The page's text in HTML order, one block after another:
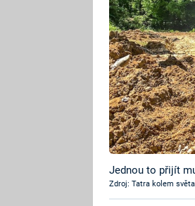
Jednou to přijít
Zdroj: Tatra kolem